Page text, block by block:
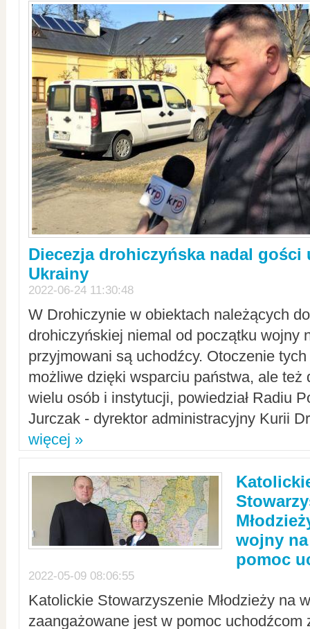
Diecezja drohiczyńska nadal gości
Ukrainy
2022-06-24 11:30:48
W Drohiczynie w obiektach należących
drohiczyńskiej niemal od początku wojny
przyjmowani są uchodźcy. Otoczenie
możliwe dzięki wsparciu państwa, ale też
wielu osób i instytucji, powiedział Radiu
Jurczak - dyrektor administracyjny Kurii
więcej »
wojny
pomoc
2022-05-09 08:06:55
Katolickie Stowarzyszenie Młodzieży na
zaangażowane jest w pomoc uchodźcom